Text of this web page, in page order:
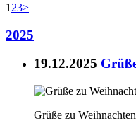
1 23>
2025
19.12.2025
Grüße zu